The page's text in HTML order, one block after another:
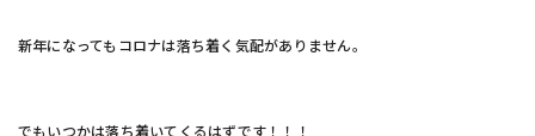
新年になってもコロナは落ち着く気配がありません。
でもいつかは落ち着いてくるはずです！！！